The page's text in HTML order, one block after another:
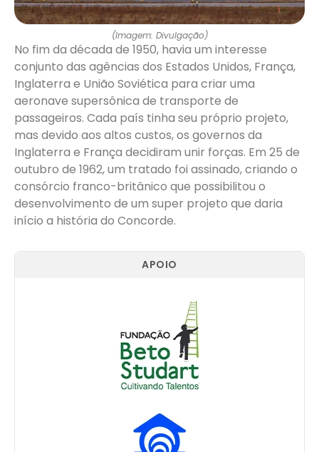
(Imagem: Divulgação)
No fim da década de 1950, havia um interesse
conjunto das agências dos Estados Unidos, França,
Inglaterra e União Soviética para criar uma
aeronave supersônica de transporte de
passageiros. Cada país tinha seu próprio projeto,
mas devido aos altos custos, os governos da
Inglaterra e França decidiram unir forças. Em 25 de
outubro de 1962, um tratado foi assinado, criando o
consórcio franco-britânico que possibilitou o
desenvolvimento de um super projeto que daria
início a história do Concorde.
APOIO